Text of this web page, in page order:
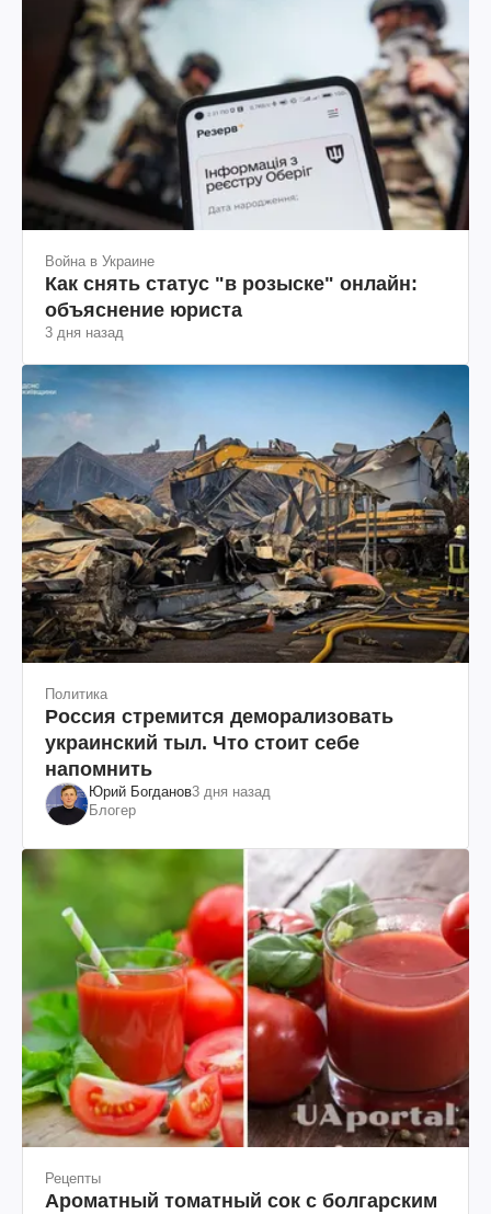
Война в Украине
Как снять статус "в розыске" онлайн:
объяснение юриста
3 дня назад
Политика
Россия стремится деморализовать
украинский тыл. Что стоит себе
напомнить
Юрий Богданов3 дня назад
Блогер
Рецепты
Ароматный томатный сок с болгарским